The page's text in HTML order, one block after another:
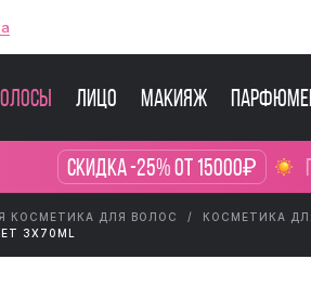
Лицо Макияж
Скидка -25% от 15000₽
КОСМЕТИКА ДЛЯ ВОЛОС КОСМЕТИКА
3X70ML